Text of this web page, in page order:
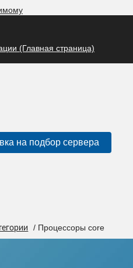
(Главная страница)
на подбор сервера
/ Процессоры core